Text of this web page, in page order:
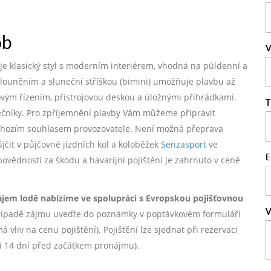
klasický styl s moderním interiérem, vhodná na půldenní a
a sluneční stříškou (bimini) umožňuje plavbu až
řízením, přístrojovou deskou a úložnými přihrádkami.
Pro zpříjemnění plavby Vám můžeme připravit
souhlasem provozovatele. Není možná přeprava
v půjčovně jízdních kol a koloběžek Senzasport ve
za škodu a havarijní pojištění je zahrnuto v ceně
lodě nabízíme ve spolupráci s Evropskou pojišťovnou
zájmu uveďte do poznámky v poptávkovém formuláři
vliv na cenu pojištění). Pojištění lze sjednat při rezervaci
dní před začátkem pronájmu).